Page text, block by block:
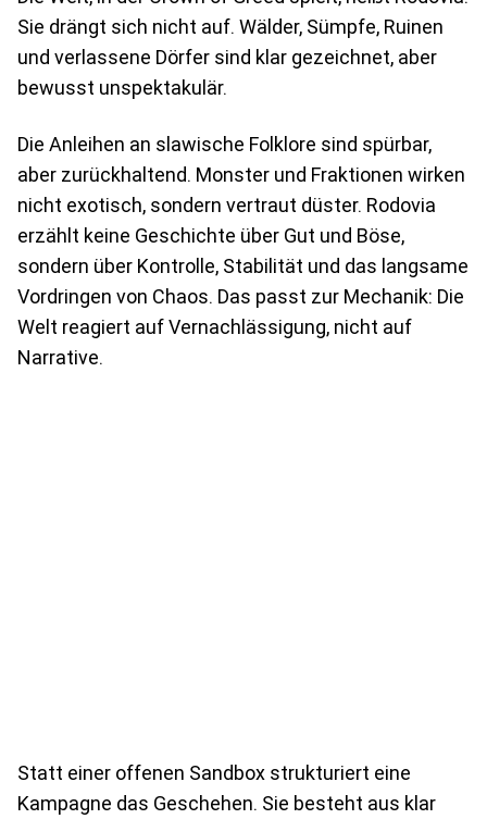
Sie drängt sich nicht auf. Wälder, Sümpfe, Ruinen
und verlassene Dörfer sind klar gezeichnet, aber
bewusst unspektakulär.
Die Anleihen an slawische Folklore sind spürbar,
aber zurückhaltend. Monster und Fraktionen wirken
nicht exotisch, sondern vertraut düster. Rodovia
erzählt keine Geschichte über Gut und Böse,
sondern über Kontrolle, Stabilität und das langsame
Vordringen von Chaos. Das passt zur Mechanik: Die
Welt reagiert auf Vernachlässigung, nicht auf
Narrative.
Statt einer offenen Sandbox strukturiert eine
Kampagne das Geschehen. Sie besteht aus klar